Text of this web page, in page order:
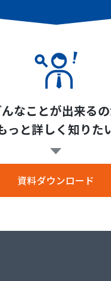
んなことが出来る
っと詳しく知りた
資料ダウンロード